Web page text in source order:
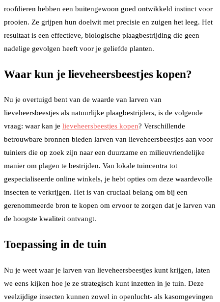
roofdieren hebben een buitengewoon goed ontwikkeld instinct voor
prooien. Ze grijpen hun doelwit met precisie en zuigen het leeg. Het
resultaat is een effectieve, biologische plaagbestrijding die geen
nadelige gevolgen heeft voor je geliefde planten.
Waar kun je lieveheersbeestjes kopen?
Nu je overtuigd bent van de waarde van larven van
lieveheersbeestjes als natuurlijke plaagbestrijders, is de volgende
vraag: waar kan je lieveheersbeestjes kopen? Verschillende
betrouwbare bronnen bieden larven van lieveheersbeestjes aan voor
tuiniers die op zoek zijn naar een duurzame en milieuvriendelijke
manier om plagen te bestrijden. Van lokale tuincentra tot
gespecialiseerde online winkels, je hebt opties om deze waardevolle
insecten te verkrijgen. Het is van cruciaal belang om bij een
gerenommeerde bron te kopen om ervoor te zorgen dat je larven van
de hoogste kwaliteit ontvangt.
Toepassing in de tuin
Nu je weet waar je larven van lieveheersbeestjes kunt krijgen, laten
we eens kijken hoe je ze strategisch kunt inzetten in je tuin. Deze
veelzijdige insecten kunnen zowel in openlucht- als kasomgevingen